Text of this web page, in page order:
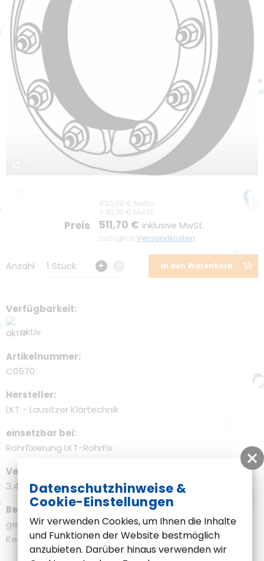
Unternehmen
Unternehmensprofil
Unser LKT Team
Karriere
Kompetenz durch Innovation
Nachhaltigkeit
Umweltschutz
Kontakt
430,00 € Netto
+ 81,70 € MwSt.
Preis 511,70 € inklusive MwSt.
zuzüglich Versandkosten
Verfügbarkeit
aktiv
Artikelnummer
C0570
Hersteller
LKT - Lausitzer Klärtechnik
einsetzbar bei
Rohrfixierung LKT-RohrFix
Versandgewicht
3,45 kg
Beschreibung
geteilte Ausführung zum nachträglichen Einbau
Kernbohrung 350 mm erforderlich.
Anzahl 1 Stück in den Warenkorb
Datenschutzhinweise &
Cookie-Einstellungen
Wir verwenden Cookies, um Ihnen die Inhalte
und Funktionen der Website bestmöglich
anzubieten. Darüber hinaus verwenden wir